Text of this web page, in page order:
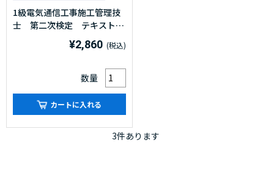
1級電気通信工事施工管理技
士 第二次検定 テキスト＆
過去問題集 2026年度版(令
¥2,860
数量
カートに入れる
3件あります